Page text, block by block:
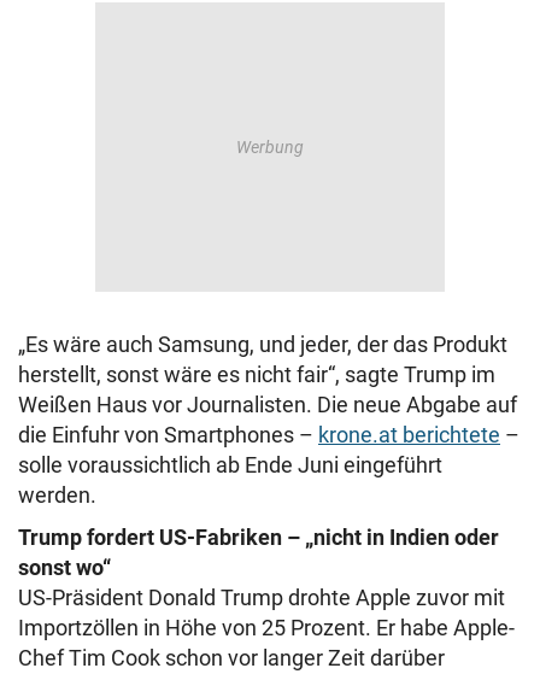
„Es wäre auch Samsung, und jeder, der das Produkt
herstellt, sonst wäre es nicht fair“, sagte Trump im
Weißen Haus vor Journalisten. Die neue Abgabe auf
die Einfuhr von Smartphones – krone.at berichtete –
solle voraussichtlich ab Ende Juni eingeführt
werden.
Trump fordert US-Fabriken – „nicht in Indien oder
sonst wo“
US-Präsident Donald Trump drohte Apple zuvor mit
Importzöllen in Höhe von 25 Prozent. Er habe Apple-
Chef Tim Cook schon vor langer Zeit darüber